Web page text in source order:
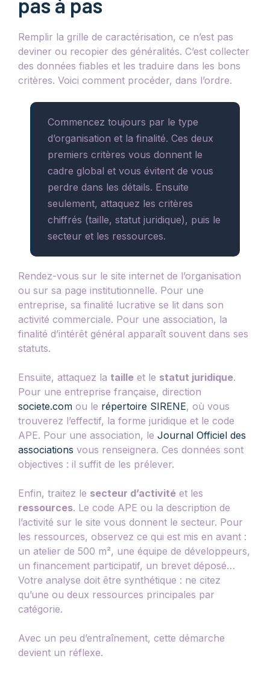
Remplir la grille de caractérisation, ce n’est pas
deviner ou recopier des généralités. C’est collecter
des données fiables et les traduire dans les bons
critères. Voici comment procéder, dans l’ordre.
Commencez toujours par le type
d’organisation et la finalité. Ces deux
premiers critères vous donnent le
cadre global et vous évitent de vous
perdre dans les détails. Ensuite
seulement, attaquez les critères
chiffrés (taille, statut juridique), puis le
secteur et les ressources.
Rendez-vous sur le site internet de l’organisation
ou sur sa page institutionnelle. Pour une
entreprise, sa finalité lucrative se lit dans son
activité commerciale. Pour une association, la
finalité d’intérêt général apparaît souvent dans ses
statuts.
Ensuite, attaquez la taille et le statut juridique.
Pour une entreprise française, direction
societe.com ou le répertoire SIRENE, où vous
trouverez l’effectif, la forme juridique et le code
APE. Pour une association, le Journal Officiel des
associations vous renseignera. Ces données sont
objectives : il suffit de les prélever.
Enfin, traitez le secteur d’activité et les
ressources. Le code APE ou la description de
l’activité sur le site vous donnent le secteur. Pour
les ressources, observez ce qui est mis en avant :
un atelier de 500 m², une équipe de développeurs,
un financement participatif, un brevet déposé…
Votre analyse doit être synthétique : ne citez
qu’une ou deux ressources principales par
catégorie.
Avec un peu d’entraînement, cette démarche
devient un réflexe.